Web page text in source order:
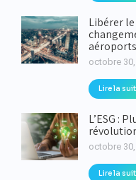
Libérer
octobre
Lire la
L’ESG :
octobre
Lire la